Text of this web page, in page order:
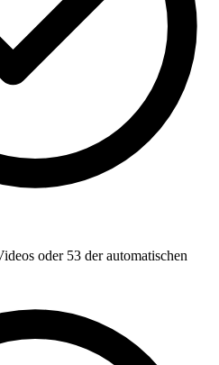
oder 53 der automatischen